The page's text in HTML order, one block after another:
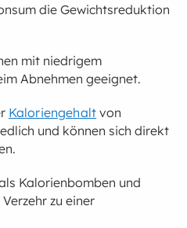
die Gewichtsreduktion
mit niedrigem
Abnehmen geeignet.
Kaloriengehalt von
und können sich direkt
Kalorienbomben und
zu einer